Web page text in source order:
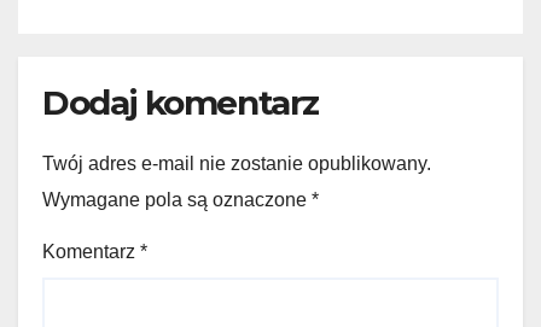
Dodaj komentarz
Twój adres e-mail nie zostanie opublikowany.
Wymagane pola są oznaczone *
Komentarz *